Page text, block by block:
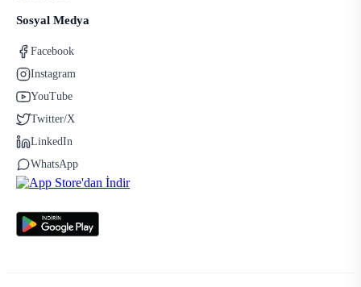
Sosyal Medya
Facebook
Instagram
YouTube
Twitter/X
LinkedIn
WhatsApp